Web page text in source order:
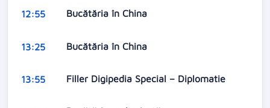
12:55 Bucătăria în China
13:25 Bucătăria în China
13:55 Filler Digipedia Special – Diplomatie